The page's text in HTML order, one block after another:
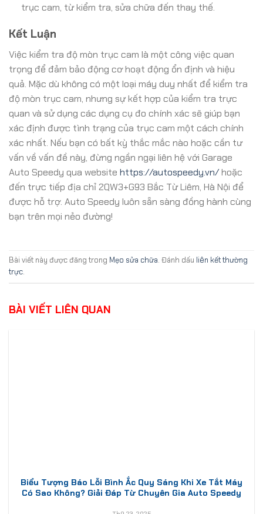
trục cam, từ kiểm tra, sửa chữa đến thay thế.
Kết Luận
Việc kiểm tra độ mòn trục cam là một công việc quan
trọng để đảm bảo động cơ hoạt động ổn định và hiệu
quả. Mặc dù không có một loại máy duy nhất để kiểm tra
độ mòn trục cam, nhưng sự kết hợp của kiểm tra trực
quan và sử dụng các dụng cụ đo chính xác sẽ giúp bạn
xác định được tình trạng của trục cam một cách chính
xác nhất. Nếu bạn có bất kỳ thắc mắc nào hoặc cần tư
vấn về vấn đề này, đừng ngần ngại liên hệ với Garage
Auto Speedy qua website https://autospeedy.vn/hoặc
đến trực tiếp địa chỉ 2QW3+G93 Bắc Từ Liêm, Hà Nội để
được hỗ trợ. Auto Speedy luôn sẵn sàng đồng hành cùng
bạn trên mọi nẻo đường!
Bài viết này được đăng trong Mẹo sửa chữa. Đánh dấu liên kết thường
trực.
BÀI VIẾT LIÊN QUAN
Biểu Tượng Báo Lỗi Bình Ắc Quy Sáng Khi Xe Tắt Máy
Có Sao Không? Giải Đáp Từ Chuyên Gia Auto Speedy